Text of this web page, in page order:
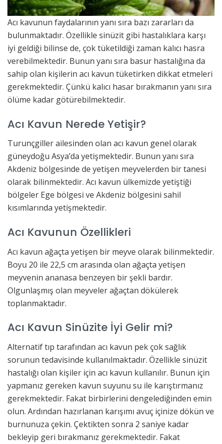
Acı kavunun faydalarının yanı sıra bazı zararları da
bulunmaktadır. Özellikle sinüzit gibi hastalıklara karşı
iyi geldiği bilinse de, çok tüketildiği zaman kalıcı hasra
verebilmektedir. Bunun yanı sıra basur hastalığına da
sahip olan kişilerin acı kavun tüketirken dikkat etmeleri
gerekmektedir. Çünkü kalıcı hasar bırakmanın yanı sıra
ölüme kadar götürebilmektedir.
Acı Kavun Nerede Yetişir?
Turunçgiller ailesinden olan acı kavun genel olarak
güneydoğu Asya’da yetişmektedir. Bunun yanı sıra
Akdeniz bölgesinde de yetişen meyvelerden bir tanesi
olarak bilinmektedir. Acı kavun ülkemizde yetiştiği
bölgeler Ege bölgesi ve Akdeniz bölgesini sahil
kısımlarında yetişmektedir.
Acı Kavunun Özellikleri
Acı kavun ağaçta yetişen bir meyve olarak bilinmektedir.
Boyu 20 ile 22,5 cm arasında olan ağaçta yetişen
meyvenin ananasa benzeyen bir şekli bardır.
Olgunlaşmış olan meyveler ağaçtan dökülerek
toplanmaktadır.
Acı Kavun Sinüzite İyi Gelir mi?
Alternatif tıp tarafından acı kavun pek çok sağlık
sorunun tedavisinde kullanılmaktadır. Özellikle sinüzit
hastalığı olan kişiler için acı kavun kullanılır. Bunun için
yapmanız gereken kavun suyunu su ile karıştırmanız
gerekmektedir. Fakat birbirlerini dengelediğinden emin
olun. Ardından hazırlanan karışımı avuç içinize dökün ve
burnunuza çekin. Çektikten sonra 2 saniye kadar
bekleyip geri bırakmanız gerekmektedir. Fakat